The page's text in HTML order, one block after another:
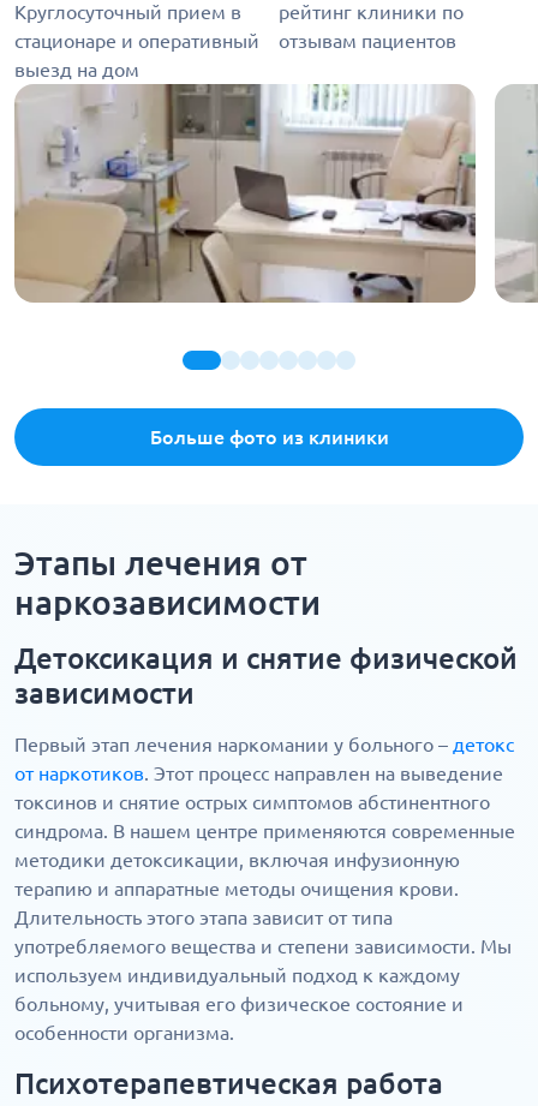
Круглосуточный прием в
стационаре и оперативный
выезд на дом
рейтинг клиники по
отзывам пациентов
Больше фото из клиники
Этапы лечения от
наркозависимости
Детоксикация и снятие физической
зависимости
Первый этап лечения наркомании у больного – детокс
от наркотиков. Этот процесс направлен на выведение
токсинов и снятие острых симптомов абстинентного
синдрома. В нашем центре применяются современные
методики детоксикации, включая инфузионную
терапию и аппаратные методы очищения крови.
Длительность этого этапа зависит от типа
употребляемого вещества и степени зависимости. Мы
используем индивидуальный подход к каждому
больному, учитывая его физическое состояние и
особенности организма.
Психотерапевтическая работа